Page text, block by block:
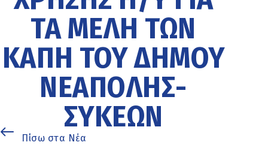
ΤΑ ΜΈΛΗ ΤΩΝ
ΚΑΠΗ ΤΟΥ ΔΉΜΟΥ
ΝΕΆΠΟΛΗΣ-
ΣΥΚΕΏΝ
Πίσω στα Νέα